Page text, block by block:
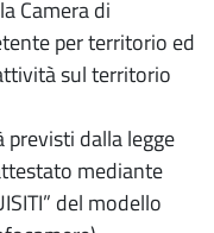
Camera di
per territorio ed
sul territorio
dalla legge
mediante
del modello